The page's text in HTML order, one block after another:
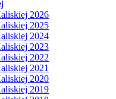
2026
2025
2024
2023
2022
2021
2020
2019